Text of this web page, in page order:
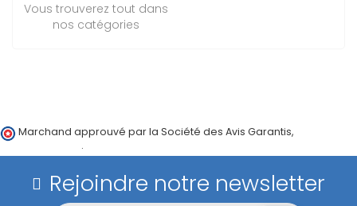
Vous trouverez tout dans
nos catégories
Marchand approuvé par la Société des Avis Garantis,
.
Rejoindre notre newsletter